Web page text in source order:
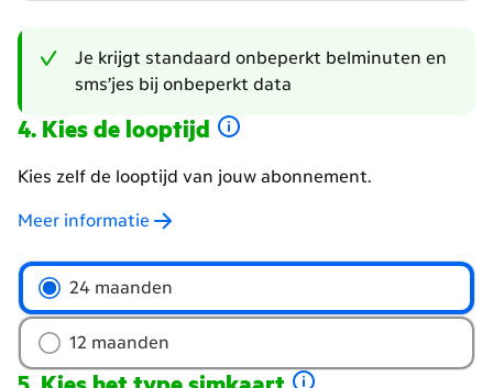
je?
Je krijgt standaard onbeperkt belminuten en
sms’jes bij onbeperkt data
Kies de looptijd
Kies zelf de looptijd van jouw abonnement.
Meer informatie
Welke
looptijd
wil
24 maanden
12 maanden